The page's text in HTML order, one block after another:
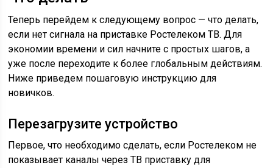
Теперь перейдем к следующему вопрос — что делать,
если нет сигнала на приставке Ростелеком ТВ. Для
экономии времени и сил начните с простых шагов, а
уже после переходите к более глобальным действиям.
Ниже приведем пошаговую инструкцию для
новичков.
Перезагрузите устройство
Первое, что необходимо сделать, если Ростелеком не
показывает каналы через ТВ приставку для